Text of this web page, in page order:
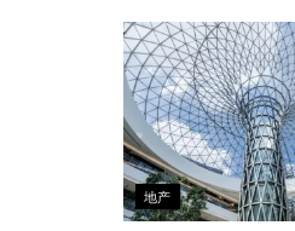
地产